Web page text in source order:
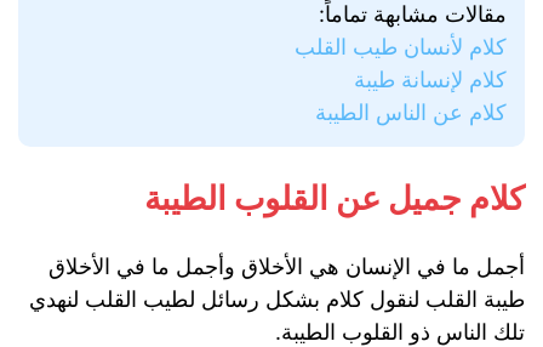
مقالات مشابهة تماماً:
كلام لأنسان طيب القلب
كلام لإنسانة طيبة
كلام عن الناس الطيبة
كلام جميل عن القلوب الطيبة
أجمل ما في الإنسان هي الأخلاق وأجمل ما في الأخلاق
طيبة القلب لنقول كلام بشكل رسائل لطيب القلب لنهدي
تلك الناس ذو القلوب الطيبة.